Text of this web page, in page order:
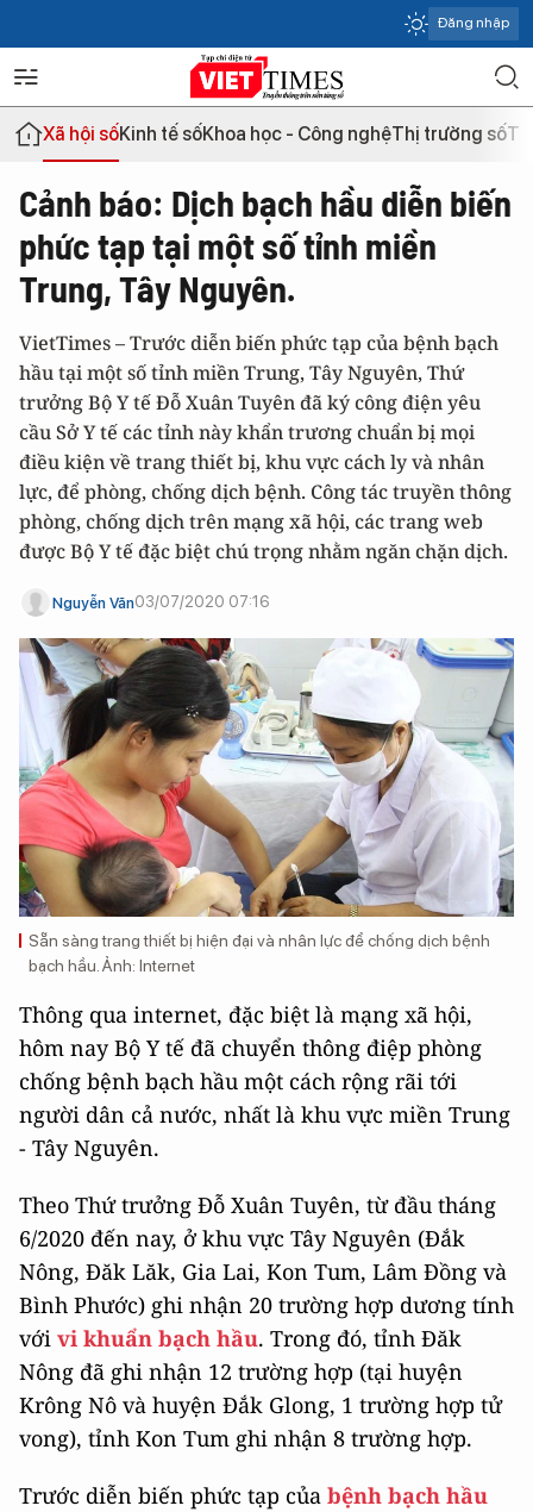
Đăng nhập
Xã hội sốKinh tế sốKhoa học - Công nghệThị trường số
Cảnh báo: Dịch bạch hầu diễn biến
phức tạp tại một số tỉnh miền
Trung, Tây Nguyên.
VietTimes – Trước diễn biến phức tạp của bệnh bạch
hầu tại một số tỉnh miền Trung, Tây Nguyên, Thứ
trưởng Bộ Y tế Đỗ Xuân Tuyên đã ký công điện yêu
cầu Sở Y tế các tỉnh này khẩn trương chuẩn bị mọi
điều kiện về trang thiết bị, khu vực cách ly và nhân
lực, để phòng, chống dịch bệnh. Công tác truyền thông
phòng, chống dịch trên mạng xã hội, các trang web
được Bộ Y tế đặc biệt chú trọng nhằm ngăn chặn dịch.
Nguyễn Văn03/07/2020 07:16
Sẵn sàng trang thiết bị hiện đại và nhân lực để chống dịch bệnh
bạch hầu. Ảnh: Internet
Thông qua internet, đặc biệt là mạng xã hội,
hôm nay Bộ Y tế đã chuyển thông điệp phòng
chống bệnh bạch hầu một cách rộng rãi tới
người dân cả nước, nhất là khu vực miền Trung
- Tây Nguyên.
Theo Thứ trưởng Đỗ Xuân Tuyên, từ đầu tháng
6/2020 đến nay, ở khu vực Tây Nguyên (Đắk
Nông, Đăk Lăk, Gia Lai, Kon Tum, Lâm Đồng và
Bình Phước) ghi nhận 20 trường hợp dương tính
với vi khuẩn bạch hầu. Trong đó, tỉnh Đăk
Nông đã ghi nhận 12 trường hợp (tại huyện
Krông Nô và huyện Đắk Glong, 1 trường hợp tử
vong), tỉnh Kon Tum ghi nhận 8 trường hợp.
Trước diễn biến phức tạp của bệnh bạch hầu